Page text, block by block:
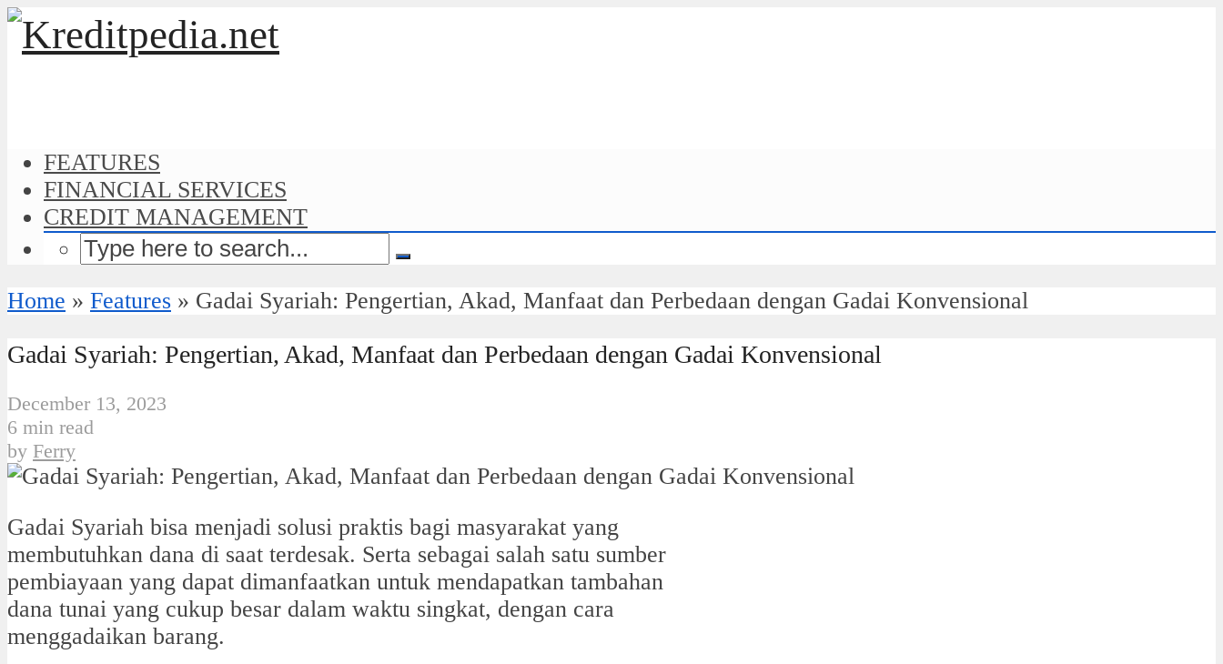
FEATURES
FINANCIAL SERVICES
CREDIT MANAGEMENT
Home » Features » Gadai Syariah: Pengertian, Akad, Manfaat dan Perbedaan dengan Gadai Konvensional
Gadai Syariah: Pengertian, Akad, Manfaat dan Perbedaan dengan Gadai Konvensional
December 13, 2023
6 min read
by Ferry
Gadai Syariah bisa menjadi solusi praktis bagi masyarakat yang
membutuhkan dana di saat terdesak. Serta sebagai salah satu sumber
pembiayaan yang dapat dimanfaatkan untuk mendapatkan tambahan
dana tunai yang cukup besar dalam waktu singkat, dengan cara
menggadaikan barang.